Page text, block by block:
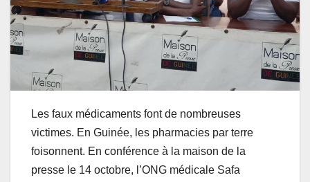
Les faux médicaments font de nombreuses
victimes. En Guinée, les pharmacies par terre
foisonnent. En conférence à la maison de la
presse le 14 octobre, l’ONG médicale Safa